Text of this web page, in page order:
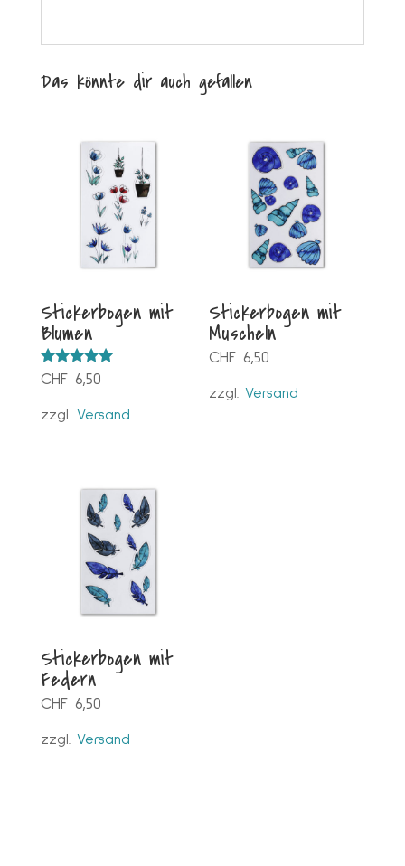
Das könnte dir auch gefallen
Stickerbogen mit
Blumen
Bewertet mit
CHF6,50
zzgl. Versand
Stickerbogen mit
Muscheln
CHF 6,50
zzgl.Versand
Stickerbogen mit
Federn
CHF6,50
zzgl. Versand